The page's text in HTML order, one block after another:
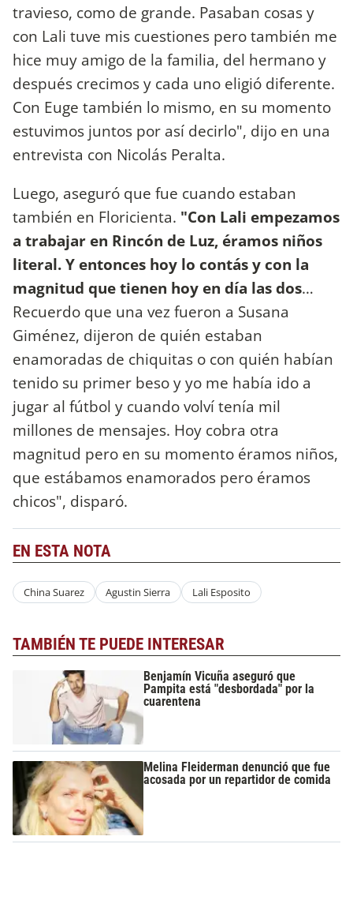
travieso, como de grande. Pasaban cosas y
con Lali tuve mis cuestiones pero también me
hice muy amigo de la familia, del hermano y
después crecimos y cada uno eligió diferente.
Con Euge también lo mismo, en su momento
estuvimos juntos por así decirlo", dijo en una
entrevista con Nicolás Peralta.
Luego, aseguró que fue cuando estaban
también en Floricienta. "Con Lali empezamos
a trabajar en Rincón de Luz, éramos niños
literal. Y entonces hoy lo contás y con la
magnitud que tienen hoy en día las dos…
Recuerdo que una vez fueron a Susana
Giménez, dijeron de quién estaban
enamoradas de chiquitas o con quién habían
tenido su primer beso y yo me había ido a
jugar al fútbol y cuando volví tenía mil
millones de mensajes. Hoy cobra otra
magnitud pero en su momento éramos niños,
que estábamos enamorados pero éramos
chicos", disparó.
EN ESTA NOTA
China Suarez Agustin Sierra Lali Esposito
TAMBIÉN TE PUEDE INTERESAR
Benjamín Vicuña aseguró que
Pampita está "desbordada" por la
cuarentena
Melina Fleiderman denunció que fue
acosada por un repartidor de comida